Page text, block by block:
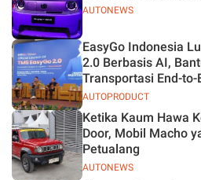
AUTONEWS
AUTOPRODUCT
EasyGo Indonesia
2.0 Berbasis AI,
Transportasi End-to-
AUTONEWS
Ketika Kaum Hawa
Door, Mobil Macho
Petualang